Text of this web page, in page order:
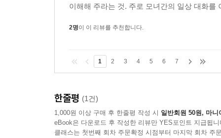
이해해 주라는 것. 주로 모녀간의 일상 대화
2명이 이 리뷰를 추천합니다.
1 2 3 4 5 6 7
한줄평 (1건)
1,000원 이상 구매 후 한줄평 작성 시 일반회원 50원, 마니
eBook은 다운로드 후 작성한 리뷰만 YES포인트 지급됩니
클래스는 첫번째 회차 주문확정 시점부터 마지막 회차 주